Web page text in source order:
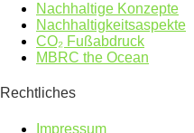
Nachhaltige Konzepte
Nachhaltigkeitsaspekte
CO₂ Fußabdruck
MBRC the Ocean
Rechtliches
Impressum